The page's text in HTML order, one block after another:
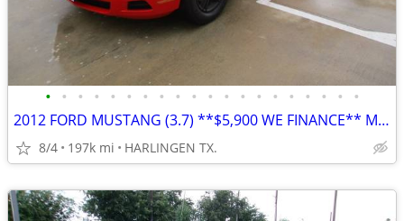
• • • • • • • • • • • • • • • • • • • •
2012 FORD MUSTANG (3.7) **$5,900 WE FINANCE** MENCHACA AUTO SALES
8/4 197k mi HARLINGEN TX.